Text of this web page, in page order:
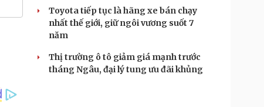
Toyota tiếp tục là hãng xe bán chạy
nhất thế giới, giữ ngôi vương suốt 7
năm
Thị trường ô tô giảm giá mạnh trước
tháng Ngâu, đại lý tung ưu đãi khủng